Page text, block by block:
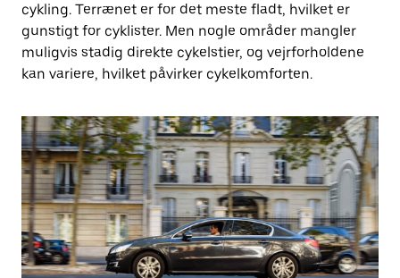
cykling. Terrænet er for det meste fladt, hvilket er
gunstigt for cyklister. Men nogle områder mangler
muligvis stadig direkte cykelstier, og vejrforholdene
kan variere, hvilket påvirker cykelkomforten.